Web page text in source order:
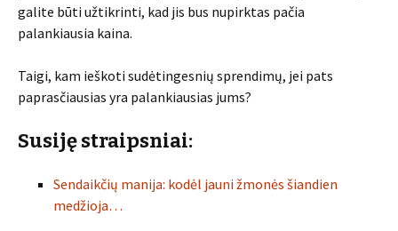
galite būti užtikrinti, kad jis bus nupirktas pačia
palankiausia kaina.
Taigi, kam ieškoti sudėtingesnių sprendimų, jei pats
paprasčiausias yra palankiausias jums?
Susiję straipsniai:
Sendaikčių manija: kodėl jauni žmonės šiandien
medžioja…